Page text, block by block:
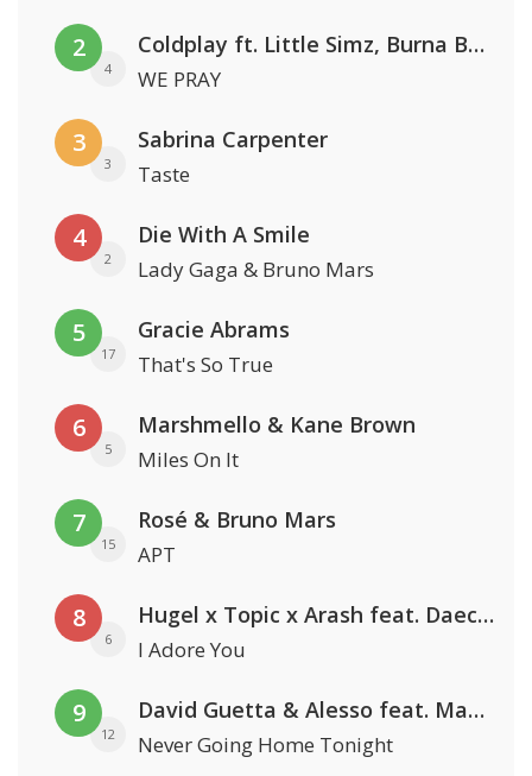
2
4
Coldplay ft. Little Simz, Burna Boy, Elyanna & Tini
WE PRAY
3
3
Sabrina Carpenter
Taste
4
2
Die With A Smile
Lady Gaga & Bruno Mars
5
17
Gracie Abrams
That's So True
6
5
Marshmello & Kane Brown
Miles On It
7
15
Rosé & Bruno Mars
APT
8
6
Hugel x Topic x Arash feat. Daecolm
I Adore You
9
12
David Guetta & Alesso feat. Madison Love
Never Going Home Tonight